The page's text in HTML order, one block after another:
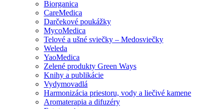
Biorganica
CareMedica
Darčekové poukážky
MycoMedica
Telové a ušné sviečky – Medosviečky
Weleda
YaoMedica
Zelené produkty Green Ways
Knihy a publikácie
Vydymovadlá
Harmonizácia priestoru, vody a liečivé kamene
Aromaterapia a difuzéry